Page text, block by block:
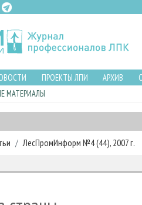
ПРОЕКТЫ ЛПИ АРХИВ
МАТЕРИАЛЫ
ЛесПромИнформ №4 (44), 2007 г.